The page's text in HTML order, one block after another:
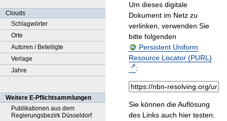
Clouds
Schlagwörter
Orte
Autoren / Beteiligte
Verlage
Jahre
Weitere E-Pflichtsammlungen
Publikationen aus dem
Regierungsbezirk Düsseldorf
Um dieses digitale
Dokument im Netz zu
verlinken, verwenden Sie
bitte folgenden
Persistent Uniform
Resource Locator (PURL)
:
Sie können die Auflösung
des Links auch hier testen: